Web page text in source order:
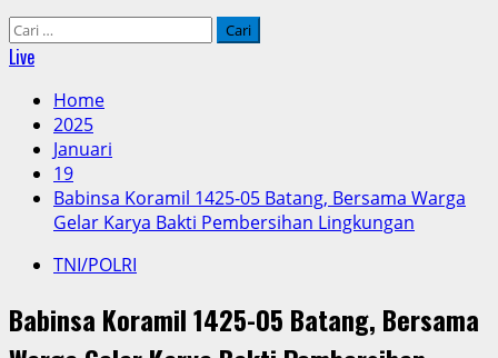
Cari
untuk:
Live
Home
2025
Januari
19
Babinsa Koramil 1425-05 Batang, Bersama Warga
Gelar Karya Bakti Pembersihan Lingkungan
TNI/POLRI
Babinsa Koramil 1425-05 Batang, Bersama